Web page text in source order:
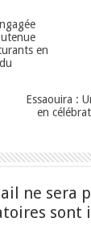
en
Essaouira :
en
ne sera
sont